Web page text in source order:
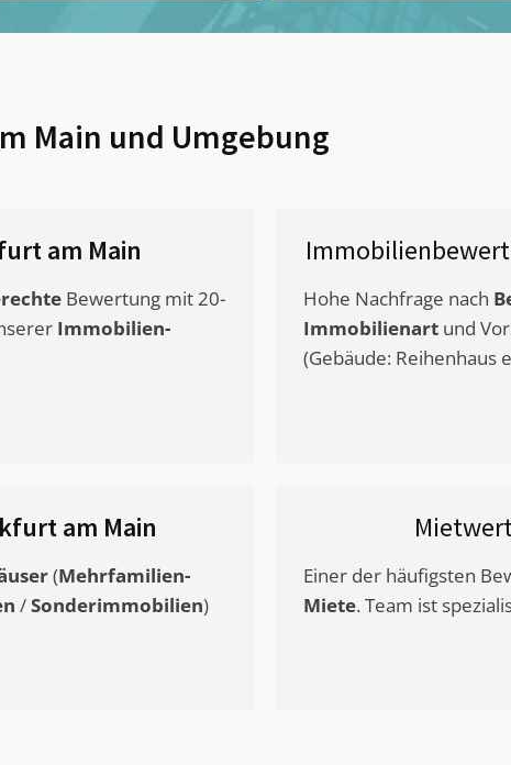
Main und Umgebung
am Main
Bewertung mit 20-
Immobilien-
Hohe Nachfrage nach
Immobilienart und
(Gebäude: Reihenhaus
am Main
(Mehrfamilien-
/Sonderimmobilien)
Einer der häufigsten
Miete. Team ist